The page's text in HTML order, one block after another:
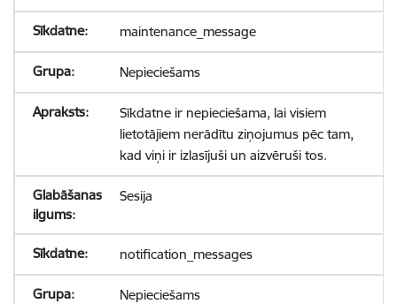
maintenance_message
Nepieciešams
Sīkdatne ir nepieciešama, lai visiem
lietotājiem nerādītu ziņojumus pēc tam,
kad viņi ir izlasījuši un aizvēruši tos.
Sesija
notification_messages
Nepieciešams